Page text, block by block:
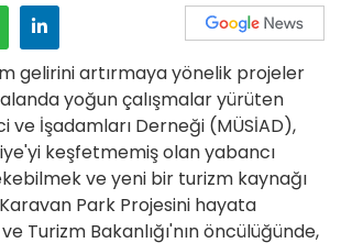
gelirini artırmaya yönelik projeler
yoğun çalışmalar yürüten
ve İşadamları Derneği (MÜSİAD),
keşfetmemiş olan yabancı
ve yeni bir turizm kaynağı
Park Projesini hayata
Turizm Bakanlığı'nın öncülüğünde,